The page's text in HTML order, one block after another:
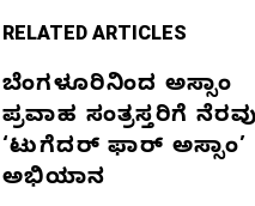
RELATED ARTICLES
ಬೆಂಗಳೂರಿನಿಂದ ಅಸ್ಸಾಂ
ಪ್ರವಾಹ ಸಂತ್ರಸ್ತರಿಗೆ
‘ಟುಗೆದರ್ ಫಾರ್ ಅಸ್ಸಾಂ’
ಅಭಿಯಾನ